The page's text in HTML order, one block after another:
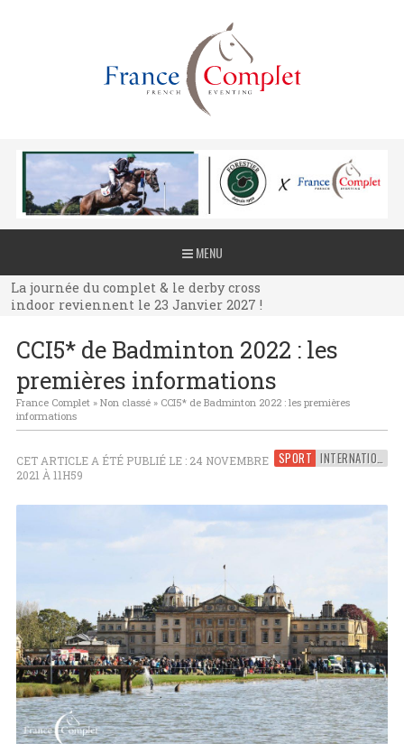
MENU
La journée du complet & le derby cross
indoor reviennent le 23 Janvier 2027 !
La journée du complet & le derby cross
indoor reviennent le 23 Janvier 2027 !
indoor reviennent le 23 Janvier 2027 !
CCI5* de Badminton 2022 : les
premières informations
France Complet» Non classé» CCI5* de Badminton 2022 : les premières
informations
SPORT INTERNATIONAL
CET ARTICLE A ÉTÉ PUBLIÉ LE : 24 NOVEMBRE
2021 À 11H59